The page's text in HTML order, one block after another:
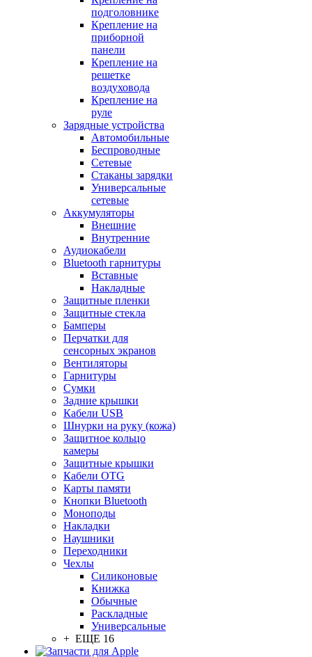
подголовнике
Крепление на
приборной
панели
Крепление на
решетке
воздуховода
Крепление на
руле
Зарядные устройства
Автомобильные
Беспроводные
Сетевые
Стаканы зарядки
Универсальные
сетевые
Аккумуляторы
Внешние
Внутренние
Аудиокабели
Bluetooth гарнитуры
Вставные
Накладные
Защитные пленки
Защитные стекла
Бамперы
Перчатки для
сенсорных экранов
Вентиляторы
Гарнитуры
Сумки
Задние крышки
Кабели USB
Шнурки на руку (кожа)
Защитное кольцо
камеры
Защитные крышки
Кабели OTG
Карты памяти
Кнопки Bluetooth
Моноподы
Накладки
Наушники
Переходники
Чехлы
Силиконовые
Книжка
Обычные
Раскладные
Универсальные
+ ЕЩЕ 16